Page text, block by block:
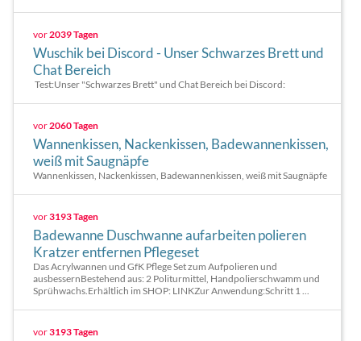
vor2039 Tagen
Wuschik bei Discord - Unser Schwarzes Brett und
Chat Bereich
Test:Unser "Schwarzes Brett" und Chat Bereich bei Discord:
vor2060 Tagen
Wannenkissen, Nackenkissen, Badewannenkissen,
weiß mit Saugnäpfe
Wannenkissen, Nackenkissen, Badewannenkissen, weiß mit Saugnäpfe
vor3193 Tagen
Badewanne Duschwanne aufarbeiten polieren
Kratzer entfernen Pflegeset
Das Acrylwannen und GfK Pflege Set zum Aufpolieren und
ausbessernBestehend aus: 2 Politurmittel, Handpolierschwamm und
Sprühwachs.Erhältlich im SHOP: LINKZur Anwendung:Schritt 1 ...
vor3193 Tagen